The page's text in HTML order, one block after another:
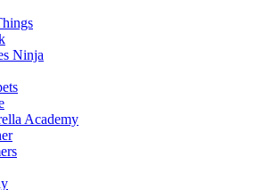
Ninja
Academy